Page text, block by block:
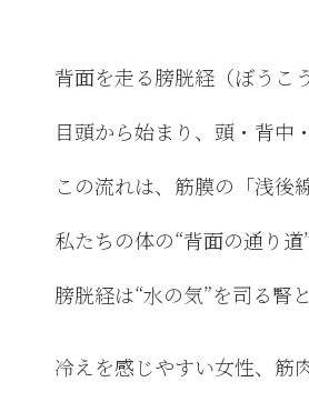
背面を走る膀胱経（ぼうこ
目頭から始まり、頭・背中
この流れは、筋膜の「浅
私たちの体の“背面の通り道
膀胱経は“水の気”を司る腎
冷えを感じやすい女性、筋